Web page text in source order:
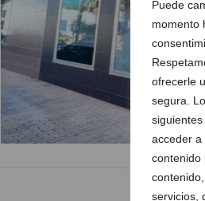
Puede
momento
ofrecerle
segura.
acceder a
contenido
servicios,